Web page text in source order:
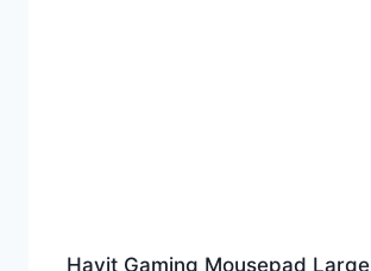
Havit Gaming Mousepad Large